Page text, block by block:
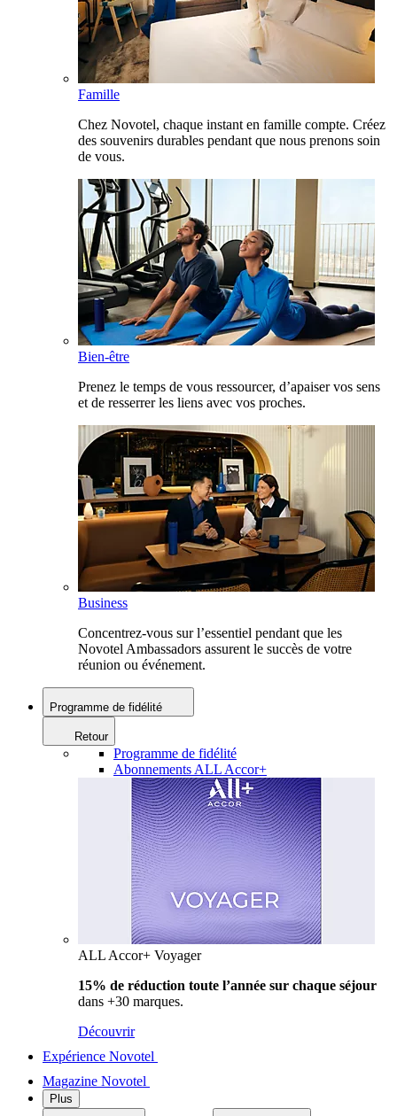
Famille
Chez Novotel, chaque instant en famille compte. Créez
des souvenirs durables pendant que nous prenons soin
de vous.
Bien-être
Prenez le temps de vous ressourcer, d’apaiser vos sens
et de resserrer les liens avec vos proches.
Business
Concentrez-vous sur l’essentiel pendant que les
Novotel Ambassadors assurent le succès de votre
réunion ou événement.
Programme de fidélité
Retour
Programme de fidélité
Abonnements ALL Accor+
ALL Accor+ Voyager
15% de réduction toute l’année sur chaque séjour
dans +30 marques.
Découvrir
Expérience Novotel
Magazine Novotel
Plus